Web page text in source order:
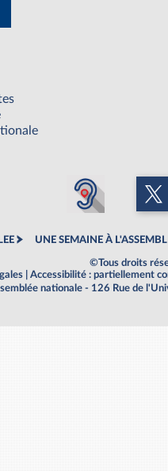
UNE SEMAINE À
©Tous droits
Accessibilité : partiellement
nationale - 126 Rue de